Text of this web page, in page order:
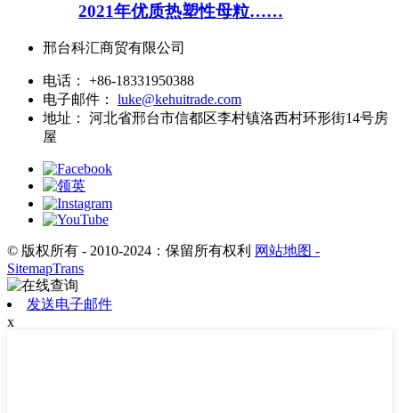
2021年优质热塑性母粒……
邢台科汇商贸有限公司
电话：
+86-18331950388
电子邮件：
luke@kehuitrade.com
地址：
河北省邢台市信都区李村镇洛西村环形街14号房
屋
© 版权所有 - 2010-2024：保留所有权利 网站地图 -
SitemapTrans
发送电子邮件
x